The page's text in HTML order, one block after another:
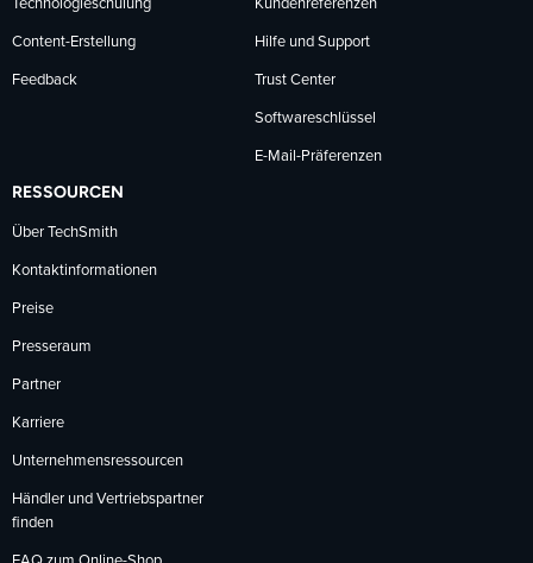
Technologieschulung
Content-Erstellung
Feedback
Kundenreferenzen
Hilfe und Support
Trust Center
Softwareschlüssel
E-Mail-Präferenzen
RESSOURCEN
Über TechSmith
Kontaktinformationen
Preise
Presseraum
Partner
Karriere
Unternehmensressourcen
Händler und Vertriebspartner
finden